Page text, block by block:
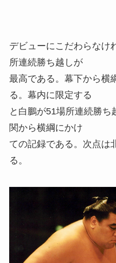
デビューにこだわらなけ
所連続勝ち越しが
最高である。幕下から横
る。幕内に限定する
と白鵬が51場所連続勝ち
関から横綱にかけ
ての記録である。次点は
る。